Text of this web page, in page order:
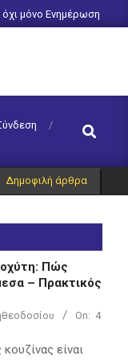
όχι μόνο Ενημέρωση
Search
Δημοφιλή άρθρα
Πώς
– Πρακτικός
On: 4
είναι